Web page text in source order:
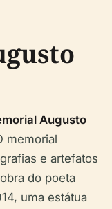
Augusto
memorial
e artefatos
do poeta
uma estátua